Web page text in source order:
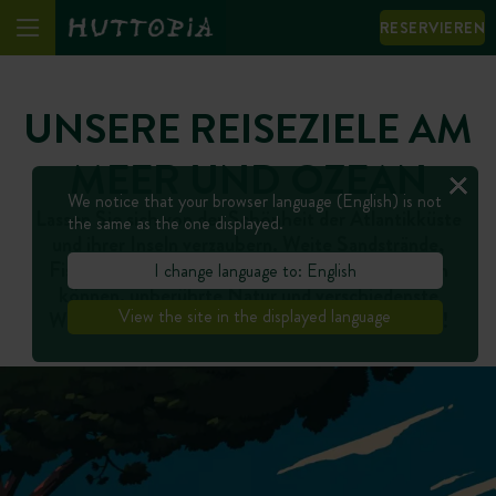
RESERVIEREN
UNSERE REISEZIELE AM
MEER UND OZEAN
Lassen Sie sich von der Schönheit der Atlantikküste
und ihrer Inseln verzaubern. Weite Sandstrände,
Fischerdörfer, die Sie mit dem Fahrrad erkunden
können, unberührte Natur und verschiedenste
Wassersportarten – es lebe der Urlaub am Meer!
We notice that your browser language (English) is not
the same as the one displayed.
I change language to: English
View the site in the displayed language